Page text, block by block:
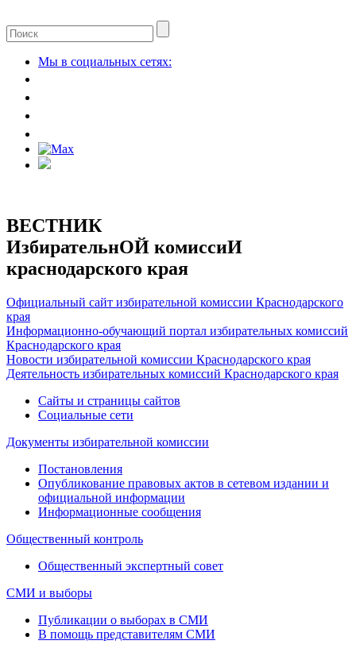
Мы в социальных сетях:
ВЕСТНИК
ИзбирательнОЙ комиссиИ
краснодарского края
Официальный сайт избирательной комиссии Краснодарского
края
Информационно-обучающий портал избирательных комиссий
Краснодарского края
Новости избирательной комиссии Краснодарского края
Деятельность избирательных комиссий Краснодарского края
Сайты и страницы сайтов
Социальные сети
Документы избирательной комиссии
Постановления
Опубликование правовых актов в сетевом издании и
официальной информации
Информационные сообщения
Общественный контроль
Общественный экспертный совет
СМИ и выборы
Публикации о выборах в СМИ
В помощь представителям СМИ